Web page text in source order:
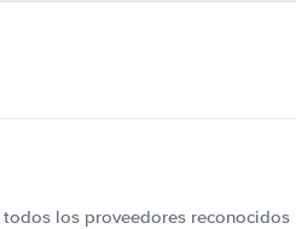
todos los proveedores reconocidos